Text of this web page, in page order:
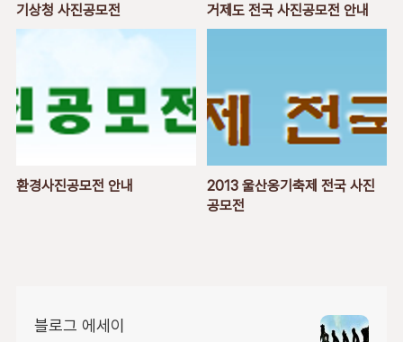
기상청 사진공모전 거제도 전국 사진공모전 안내
환경사진공모전 안내
2013 울산옹기축제 전국 사진
공모전
블로그 에세이